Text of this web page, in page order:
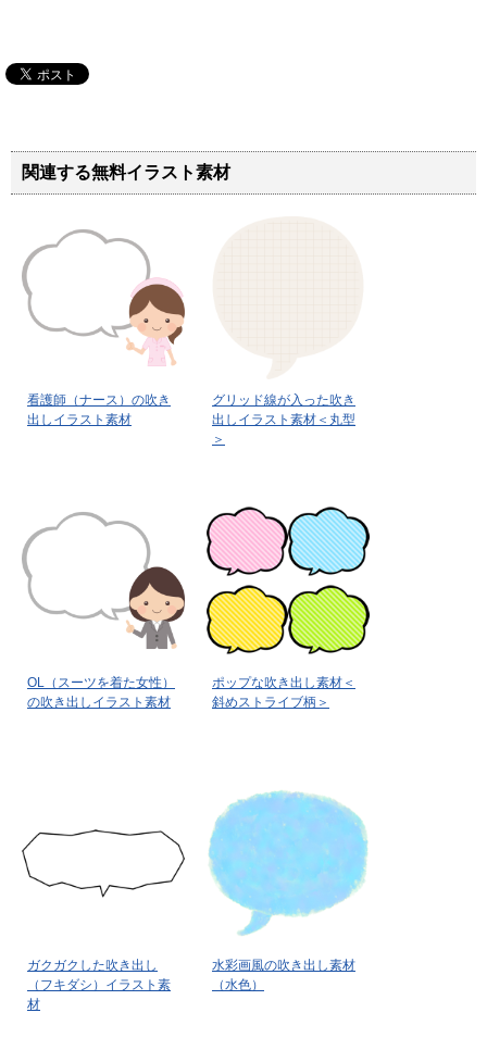
関連する無料イラスト素材
看護師（ナース）の吹き
出しイラスト素材
グリッド線が入った吹き
出しイラスト素材＜丸型
＞
OL（スーツを着た女性）
の吹き出しイラスト素材
ポップな吹き出し素材＜
斜めストライブ柄＞
ガクガクした吹き出し
（フキダシ）イラスト素
材
水彩画風の吹き出し素材
（水色）